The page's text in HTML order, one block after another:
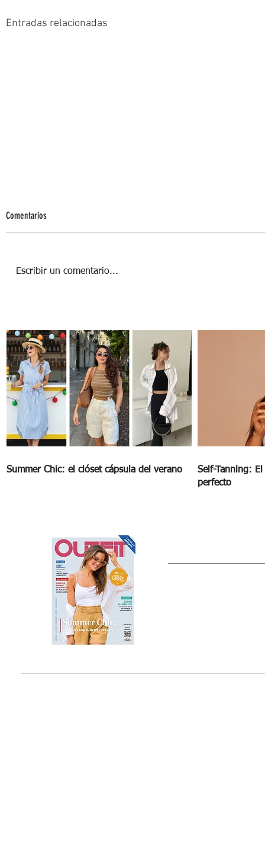
Entradas relacionadas
Comentarios
Escribir un comentario...
Summer Chic: el clóset cápsula del verano
Self-Tanning:
perfecto